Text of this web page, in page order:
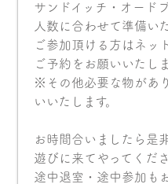
サンドイッチ・オード
人数に合わせて準備い
ご参加頂ける方はネッ
ご予約をお願いいたしま
※その他必要な物があ
いいたします。
お時間合いましたら是
遊びに来てやってくだ
途中退室・途中参加も